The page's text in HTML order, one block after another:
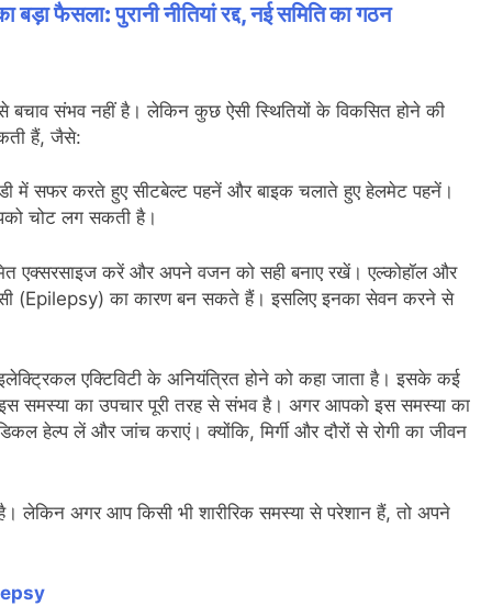
बड़ा फैसला: पुरानी नीतियां रद्द, नई समिति का गठन
बचाव संभव नहीं है। लेकिन कुछ ऐसी स्थितियों के विकसित होने की
हैं, जैसे:
में सफर करते हुए सीटबेल्ट पहनें और बाइक चलाते हुए हेलमेट पहनें।
चोट लग सकती है।
एक्सरसाइज करें और अपने वजन को सही बनाए रखें। एल्कोहॉल और
(Epilepsy) का कारण बन सकते हैं। इसलिए इनका सेवन करने से
इलेक्ट्रिकल एक्टिविटी के अनियंत्रित होने को कहा जाता है। इसके कई
समस्या का उपचार पूरी तरह से संभव है। अगर आपको इस समस्या का
लें और जांच कराएं। क्योंकि, मिर्गी और दौरों से रोगी का जीवन
लेकिन अगर आप किसी भी शारीरिक समस्या से परेशान हैं, तो अपने